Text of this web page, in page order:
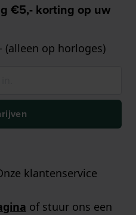
€5,- korting op uw
(alleen op horloges)
klantenservice
of stuur ons een